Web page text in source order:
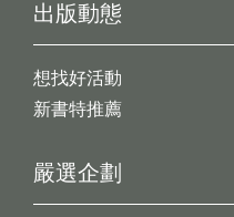
出版動態
想找好活動
新書特推薦
嚴選企劃